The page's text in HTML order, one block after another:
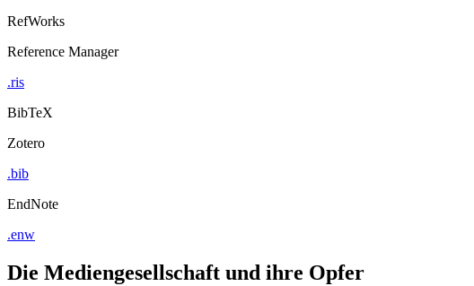
RefWorks
Reference Manager
.ris
BibTeX
Zotero
.bib
EndNote
.enw
Die Mediengesellschaft und ihre Opfer